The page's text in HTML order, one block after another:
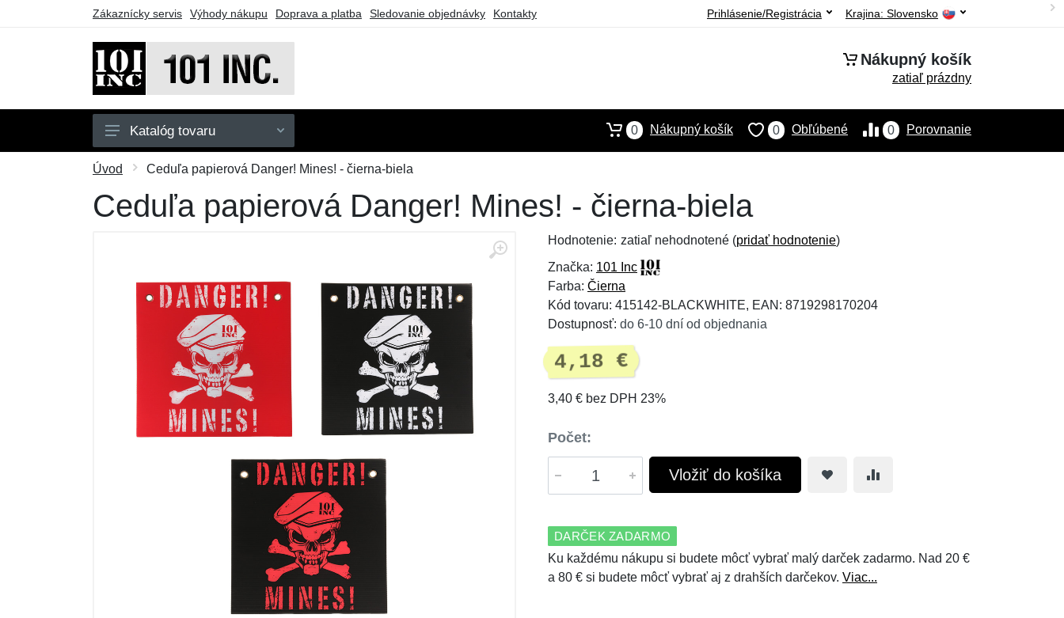
Zákaznícky servis Výhody nákupu Doprava a platba Sledovanie objednávky Kontakty Krajina: Slovensko
Prihlásenie/Registrácia
Nákupný košík
zatiaľ prázdny
Pánske
Detské
Outdoor
Taktické vybavenie
Darčekové poukazy
Katalóg tovaru 0 Porovnanie
0 Obľúbené
0 Nákupný košík
Úvod Ceduľa papierová Danger! Mines! - čierna-biela
Ceduľa papierová Danger! Mines! - čierna-biela
Hodnotenie: zatiaľ nehodnotené (pridať hodnotenie)
Značka: 101 Inc
Farba: Čierna
Kód tovaru: 415142-BLACKWHITE, EAN: 8719298170204
Dostupnosť: do 6-10 dní od objednania
4,18 €
3,40 € bez DPH 23%
Počet:
Vložiť do košíka
DARČEK ZADARMO
Ku každému nákupu si budete môcť vybrať malý darček zadarmo. Nad 20 €
a 80 € si budete môcť vybrať aj z drahších darčekov. Viac...